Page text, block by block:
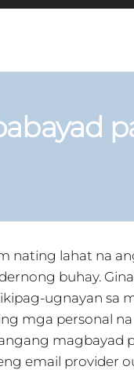
nating lahat na
buhay.
ugnayan sa
mga personal
magbayad
email provider